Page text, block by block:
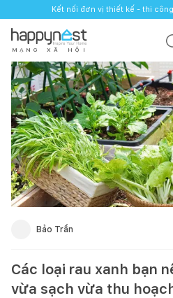
Kết nối đơn vị thiết kế - thi
M Ạ N G X Ã H Ộ I
Bảo Trần
Các loại rau xanh bạn
vừa sạch vừa thu